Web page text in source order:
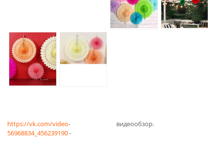
https://vk.com/video-
56968834_456239190-
видеообзор.